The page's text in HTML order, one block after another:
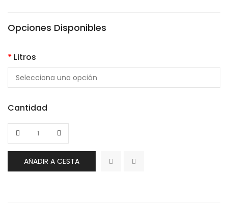
Opciones Disponibles
Litros
Cantidad
AÑADIR A CESTA